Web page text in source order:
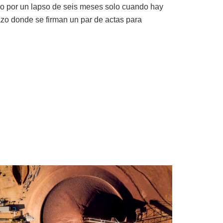
por un lapso de seis meses solo cuando hay
donde se firman un par de actas para